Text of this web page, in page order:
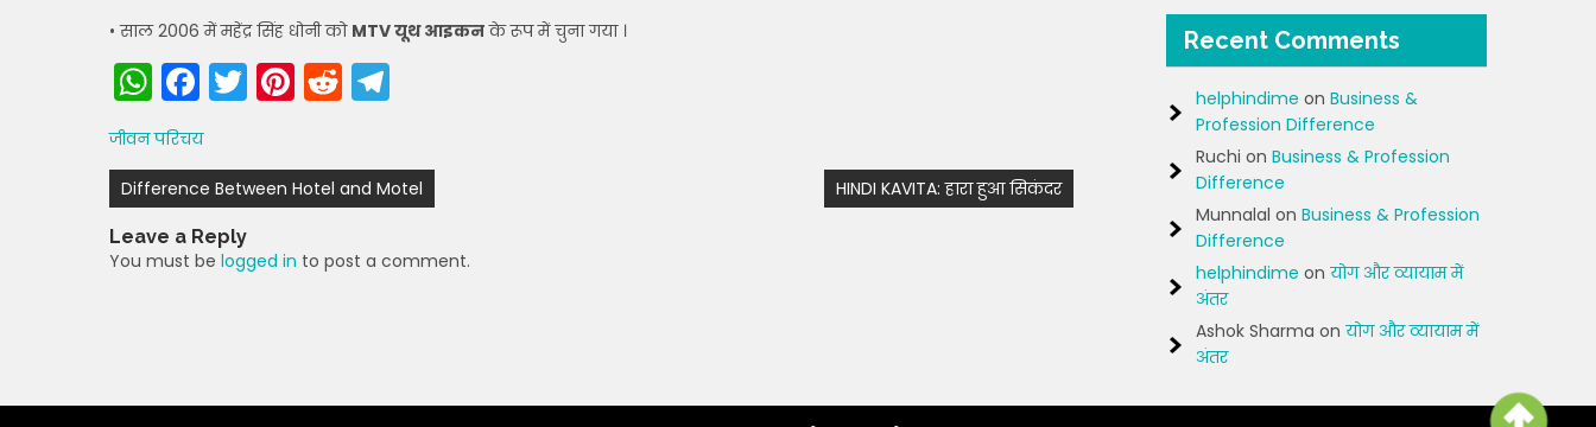
• साल 2006 में महेंद्र सिंह धोनी को MTV यूथ आइकनके रूप में चुना गया ।
W
h
a
ts
A
p
F
a
c
e
b
o
T
w
itt
er
Pi
nt
er
e
R
e
d
di
e
gr
m
जीवन परिचय
Post
navigation
Difference Between Hotel and Motel HINDI KAVITA: हारा हुआ सिकंदर
Leave a Reply
You must be logged in to post a comment.
Recent Comments
helphindime on Business &
Profession Difference
Ruchi on Business & Profession
Difference
Munnalal on Business & Profession
Difference
helphindime on योग और व्यायाम में
अंतर
Ashok Sharma on योग और व्यायाम में
अंतर